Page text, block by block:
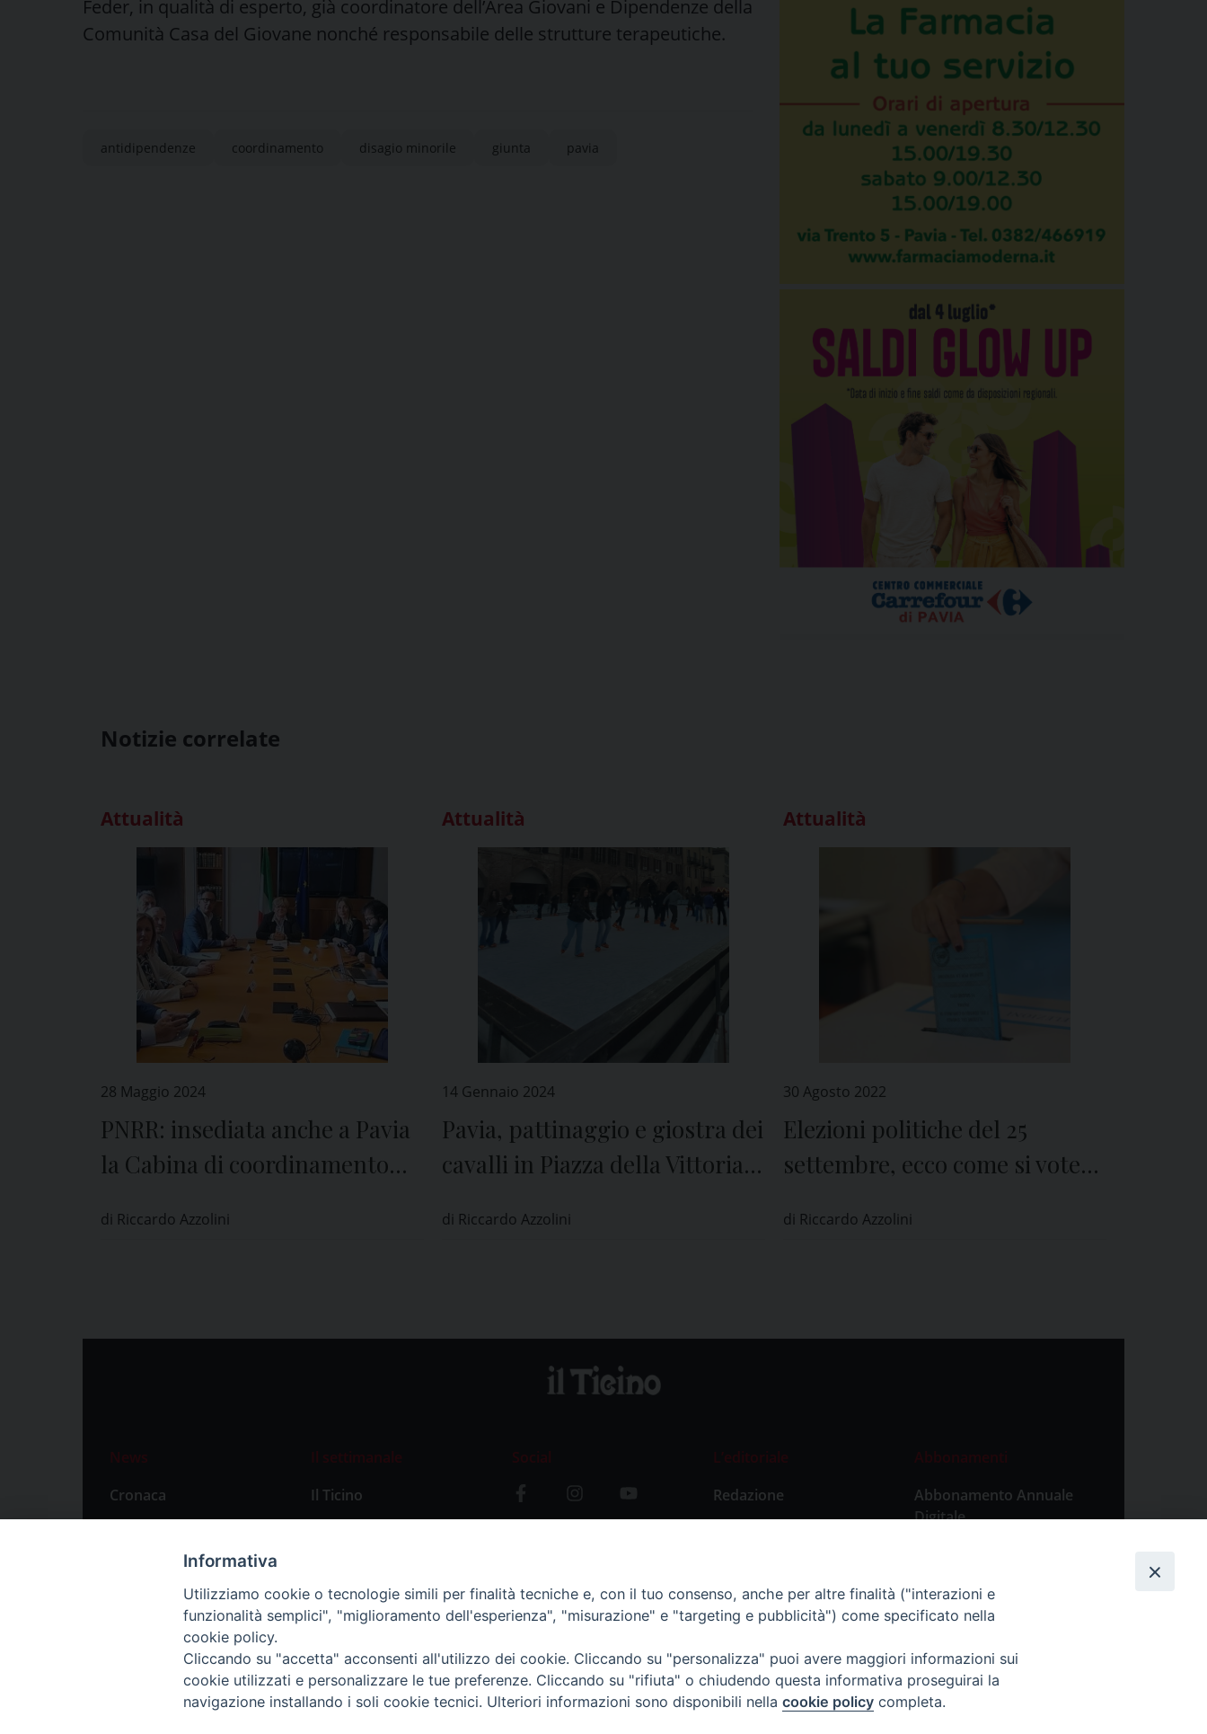
Feder, in qualità di esperto, già coordinatore dell’Area Giovani e Dipendenze della
Comunità Casa del Giovane nonché responsabile delle strutture terapeutiche.
antidipendenze coordinamento disagio minorile giunta pavia
Notizie correlate
Attualità
28 Maggio 2024
PNRR: insediata anche a Pavia
la Cabina di coordinamento
programmi e degli interventi
di Riccardo Azzolini
Attualità
14 Gennaio 2024
Pavia, pattinaggio e giostra dei
cavalli in Piazza della Vittoria
di Riccardo Azzolini
Attualità
30 Agosto 2022
Elezioni politiche del 25
settembre, ecco come si voterà
di Riccardo Azzolini
News
Cronaca
Attualità
Primo Piano
Il settimanale
Il Ticino
Abbonamenti
Social
L’editoriale
Redazione
Storia
Abbonamenti
Abbonamento Annuale
Digitale
Abbonamento Singola
Copia Digitale
Informativa
Utilizziamo cookie o tecnologie simili per finalità tecniche e, con il tuo consenso, anche per altre finalità ("interazioni e
funzionalità semplici", "miglioramento dell'esperienza", "misurazione" e "targeting e pubblicità") come specificato nella
cookie policy.
Cliccando su "accetta" acconsenti all'utilizzo dei cookie. Cliccando su "personalizza" puoi avere maggiori informazioni sui
cookie utilizzati e personalizzare le tue preferenze. Cliccando su "rifiuta" o chiudendo questa informativa proseguirai la
navigazione installando i soli cookie tecnici. Ulteriori informazioni sono disponibili nella cookie policy completa.